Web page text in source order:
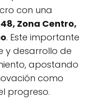
con una
Zona Centro,
. Este importante
y desarrollo de
apostando
como
progreso.